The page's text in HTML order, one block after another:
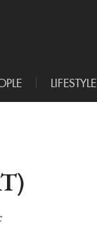
LIFESTYLE